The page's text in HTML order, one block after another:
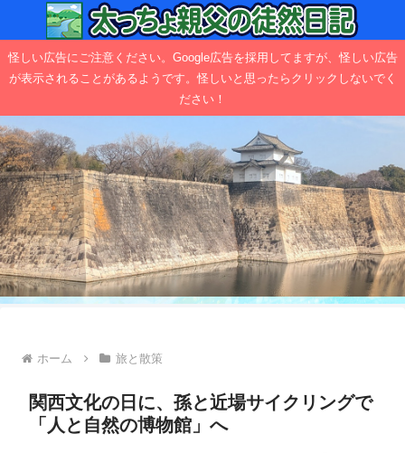
怪しい広告にご注意ください。Google広告を採用してますが、怪しい広告
が表示されることがあるようです。怪しいと思ったらクリックしないでく
ださい！
ホーム 旅と散策
関西文化の日に、孫と近場サイクリングで
「人と自然の博物館」へ